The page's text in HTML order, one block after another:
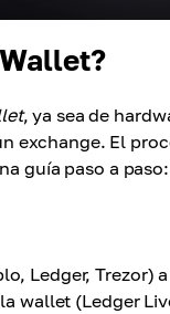
, ya sea de
exchange. El
guía paso a paso:
Ledger, Trezor)
wallet (Ledger